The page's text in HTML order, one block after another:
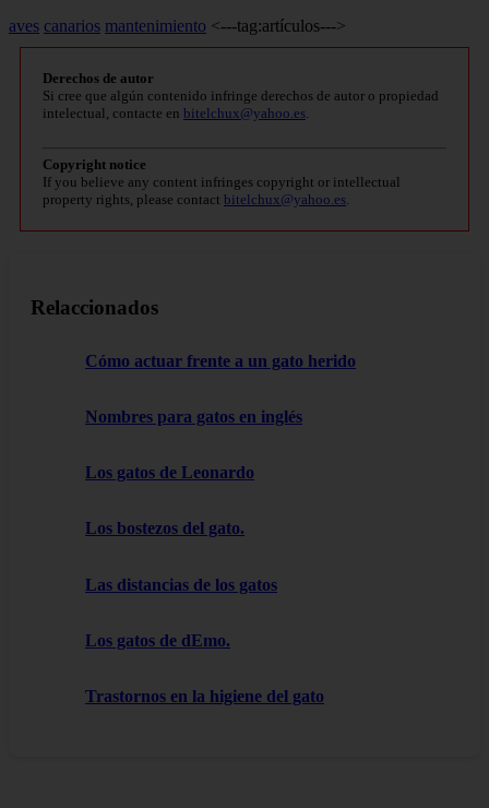
aves canarios mantenimiento <---tag:artículos--->
Derechos de autor
Si cree que algún contenido infringe derechos de autor o propiedad
intelectual, contacte en bitelchux@yahoo.es.
Copyright notice
If you believe any content infringes copyright or intellectual
property rights, please contact bitelchux@yahoo.es.
Relaccionados
Cómo actuar frente a un gato herido
Nombres para gatos en inglés
Los gatos de Leonardo
Los bostezos del gato.
Las distancias de los gatos
Los gatos de dEmo.
Trastornos en la higiene del gato